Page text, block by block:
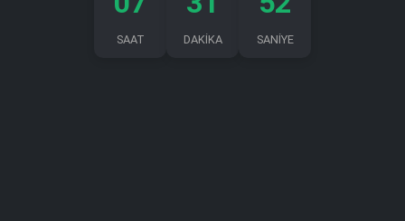
SAAT DAKİKA SANİYE